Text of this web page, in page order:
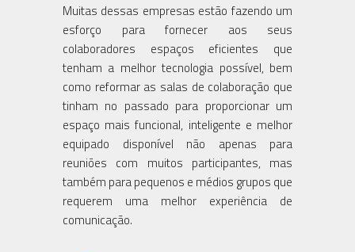
Muitas dessas empresas estão fazendo um
esforço para fornecer aos seus
colaboradores espaços eficientes que
tenham a melhor tecnologia possível, bem
como reformar as salas de colaboração que
tinham no passado para proporcionar um
espaço mais funcional, inteligente e melhor
equipado disponível não apenas para
reuniões com muitos participantes, mas
também para pequenos e médios grupos que
requerem uma melhor experiência de
comunicação.